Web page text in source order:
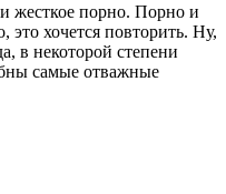
жесткое порно. Порно и
это хочется повторить. Ну,
в некоторой степени
самые отважные